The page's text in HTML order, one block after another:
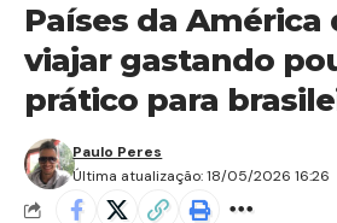
Países da América
viajar gastando
prático para
Última atualização: 18/05/2026 16:26
Paulo Peres